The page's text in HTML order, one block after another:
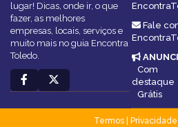
lugar! Dicas, onde ir, o que
fazer, as melhores
empresas, locais, serviços e
muito mais no guia Encontra
Toledo.
Fale
Com
destaque
Grátis
Termos| Privacidade